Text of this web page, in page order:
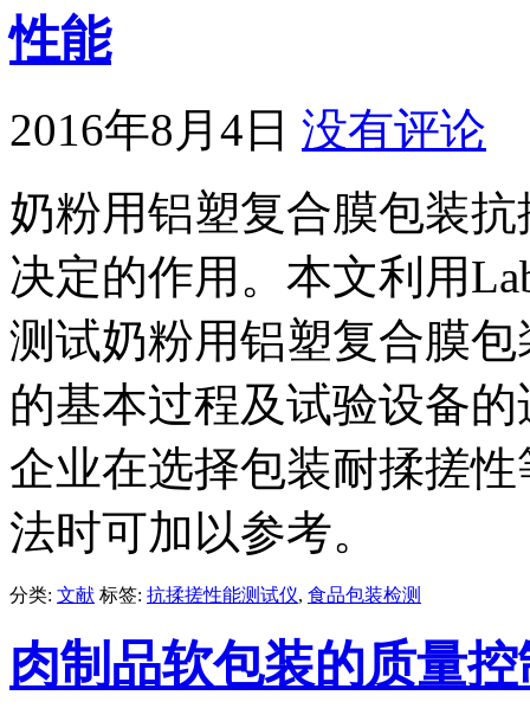
性能
2016年8月4日 没有评论
奶粉用铝塑复合膜包装
决定的作用。本文利用
测试奶粉用铝塑复合膜
的基本过程及试验设备
企业在选择包装耐揉搓
法时可加以参考。
分类: 文献 标签: 抗揉搓性能测试仪, 食品包装检测
肉制品软包装的质量